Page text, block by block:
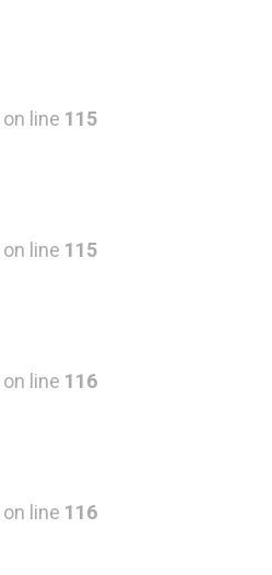
on line 115
on line 115
on line 116
on line 116